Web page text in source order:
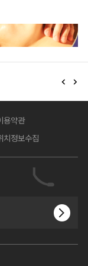
용약관
치정보수집